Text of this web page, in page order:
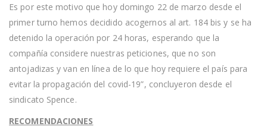
Es por este motivo que hoy domingo 22 de marzo desde el
primer turno hemos decidido acogernos al art. 184 bis y se ha
detenido la operación por 24 horas, esperando que la
compañía considere nuestras peticiones, que no son
antojadizas y van en línea de lo que hoy requiere el país para
evitar la propagación del covid-19”, concluyeron desde el
sindicato Spence.
RECOMENDACIONES